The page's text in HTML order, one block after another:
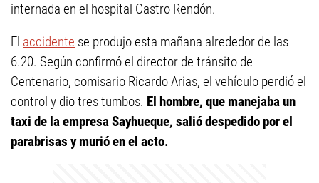
internada en el hospital Castro Rendón.
El accidente se produjo esta mañana alrededor de las
6.20. Según confirmó el director de tránsito de
Centenario, comisario Ricardo Arias, el vehículo perdió el
control y dio tres tumbos. El hombre, que manejaba un
taxi de la empresa Sayhueque, salió despedido por el
parabrisas y murió en el acto.